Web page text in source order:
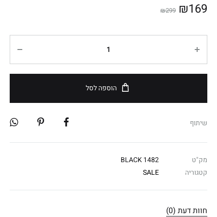
₪169
₪299
הוספה לסל
שיתוף
מק"ט
1482 BLACK
קטגוריה
SALE
חוות דעת (0)